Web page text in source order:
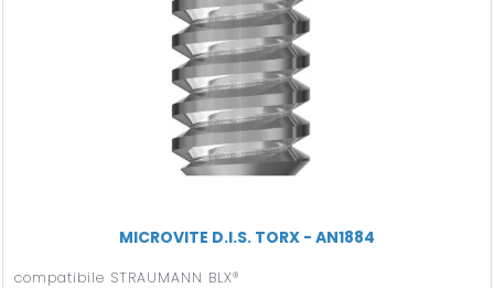
MICROVITE D.I.S. TORX - AN1884
compatibile STRAUMANN BLX®